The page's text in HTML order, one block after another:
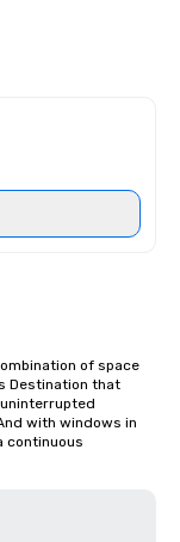
of space
Destination that
with windows in
continuous